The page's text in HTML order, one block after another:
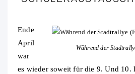
Während der
Ende
April
war
es wieder soweit für die 9. Und 10.